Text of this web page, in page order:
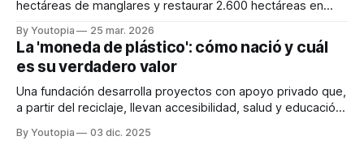
hectáreas de manglares y restaurar 2.600 hectáreas en
By Youtopia 25 mar. 2026
La 'moneda de plástico': cómo nació y cuál
es su verdadero valor
Una fundación desarrolla proyectos con apoyo privado que,
a partir del reciclaje, llevan accesibilidad, salud y educación
By Youtopia 03 dic. 2025